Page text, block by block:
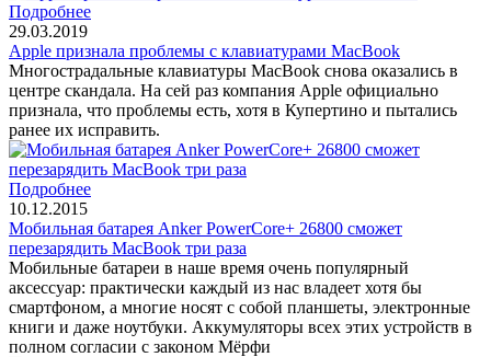
Подробнее
29.03.2019
Apple признала проблемы с клавиатурами MacBook
Многострадальные клавиатуры MacBook снова оказались в
центре скандала. На сей раз компания Apple официально
признала, что проблемы есть, хотя в Купертино и пытались
ранее их исправить.
Подробнее
10.12.2015
Мобильная батарея Anker PowerCore+ 26800 сможет
перезарядить MacBook три раза
Мобильные батареи в наше время очень популярный
аксессуар: практически каждый из нас владеет хотя бы
смартфоном, а многие носят с собой планшеты, электронные
книги и даже ноутбуки. Аккумуляторы всех этих устройств в
полном согласии с законом Мёрфи